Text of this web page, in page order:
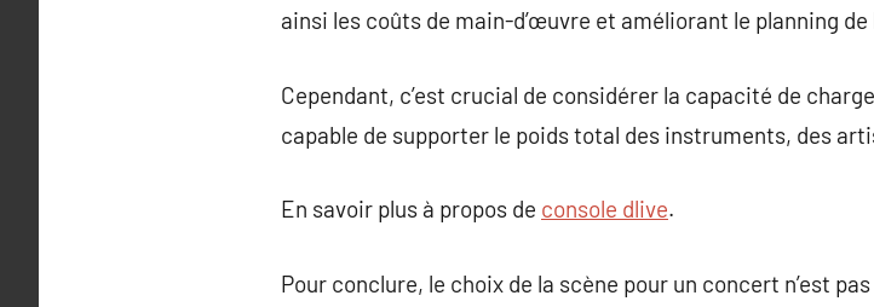
ainsi les coûts de main-d’œuvre et améliorant le planning de
Cependant, c’est crucial de considérer la capacité de
capable de supporter le poids total des instruments, des
En savoir plus à propos de console dlive.
Pour conclure, le choix de la scène pour un concert n’est